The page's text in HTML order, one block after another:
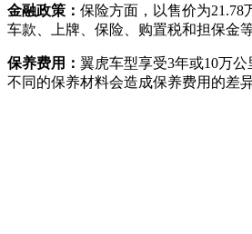
金融政策： 保险方面，以售价为21.78
车款、上牌、保险、购置税和担保金
保养费用： 翼虎车型享受3年或10万
不同的保养材料会造成保养费用的差